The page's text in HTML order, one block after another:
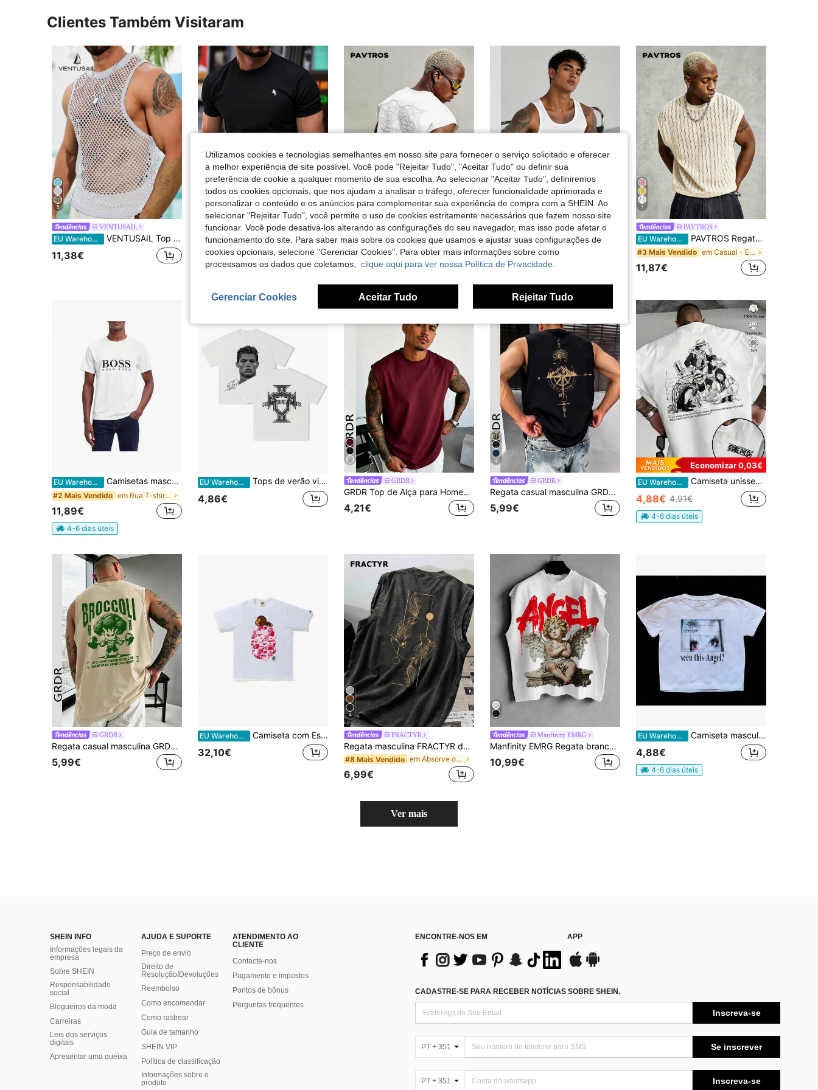
4,72 59
Clientes Também Visitaram
5
VENTUSAIL
EU Warehouse VENTUSAIL Top masculino de malha transparente com gola redonda, sexy e perfeito para o verão e férias.
11,38€
EU Warehouse Camiseta de manga curta com estampa simples, versátil e casual para o dia a dia, ideal para primavera/verão.
#1 Mais Vendido em Decote redondo T-shirts masculinas
4,88€
PAVTROS
EU Warehouse PAVTROS Manfinity Streetrush Regata Casual de Verão Branca para Homem, Streetwear para City Break, com Bordado de Teia de Aranha & Coração, Corte Solto na Moda, Estilo dos Anos 2000, Presente, Férias
13,49€
GRDR
#4 Mais Vendido
4,21€
7
PAVTROS
EU Warehouse PAVTROS Regata masculina de cor lisa, gola redonda, vazada, folgada, para férias
#3 Mais Vendido em Casual - Estilo Minimalista Tops masculinos
11,87€
EU Warehouse Camisetas masculinas
#2 Mais Vendido em Rua T-shirts masculinas
11,89€
4-6 dias úteis
EU Warehouse Tops de verão vintage supermodernos de estrelas do futebol
4,86€
GRDR
GRDR Top de Alça para Homem de Verão, Clássico, Cor Lisa, Fino, Sem Mangas, Gola Redonda, Adequado para Desporto, Fitness e Uso Diário
4,21€
4
GRDR
Regata casual masculina GRDR com estampa de bússola e pico de montanha para o verão
5,99€
Economizar 0,03€
EU Warehouse Camiseta unissex, 100% algodão, estampa de desenho animado de anime, gola redonda, mangas curtas, modelagem solta, estilo universitário, adequada para todas as estações.
4,88€ 4,91€
4-6 dias úteis
GRDR
Regata casual masculina GRDR com estampa de brócolis e halteres para o verão
5,99€
EU Warehouse Camiseta com Estampa de Desenho Animado, Gola Redonda de Algodão Macio, Top Clássico de Verão Estilo Preppy
32,10€
4
FRACTYR
Regata masculina FRACTYR de verão, estilo streetwear casual, com estampa vintage lavada de carpas Yin Yang. Modelagem folgada, inspiração americana, gola redonda e toque macio.
#8 Mais Vendido em Absorve o suor Tops masculinos
6,99€
Manfinity EMRG
Manfinity EMRG Regata branca sem mangas para homem, estampado de escultura de anjo gótico + padrão de letras "ANGEL" vermelhas com decoração de rebites, t-shirt casual sem mangas estilo streetwear, adequada para primavera/verão, festivais de música, festas, passeios e uso diário
10,99€
EU Warehouse Camiseta masculina retrô anos 2000, estilo emo gótico Harajuku punk - Estampa "Você viu esse anjo?", manga curta, gola redonda. Camiseta streetwear nostálgica dos anos 2000 para shows e uso diário. Camiseta de verão.
4,88€
4-6 dias úteis
Ver mais
SHEIN INFO
Informações legais da
empresa
Sobre SHEIN
Responsabilidade
social
Blogueiros da moda
Carreiras
Leis dos serviços
digitais
Apresentar uma queixa
AJUDA E SUPORTE
Preço de envio
Direito de
Resolução/Devoluções
Reembolso
Como encomendar
Como rastrear
Guia de tamanho
SHEIN VIP
Política de classificação
​Informações sobre o
produto
ATENDIMENTO AO
CLIENTE
Contacte-nos
Pagamento e impostos
Pontos de bônus
Perguntas frequentes
ENCONTRE-NOS EM APP
CADASTRE-SE PARA RECEBER NOTÍCIAS SOBRE SHEIN.
Inscreva-se
PT + 351 Se inscrever
PT + 351 Inscreva-se
Utilizamos cookies e tecnologias semelhantes em nosso site para fornecer o serviço solicitado e oferecer
a melhor experiência de site possível. Você pode "Rejeitar Tudo", "Aceitar Tudo" ou definir sua
preferência de cookie a qualquer momento de sua escolha. Ao selecionar "Aceitar Tudo", definiremos
todos os cookies opcionais, que nos ajudam a analisar o tráfego, oferecer funcionalidade aprimorada e
personalizar o conteúdo e os anúncios para complementar sua experiência de compra com a SHEIN. Ao
selecionar "Rejeitar Tudo", você permite o uso de cookies estritamente necessários que fazem nosso site
funcionar. Você pode desativá-los alterando as configurações do seu navegador, mas isso pode afetar o
funcionamento do site. Para saber mais sobre os cookies que usamos e ajustar suas configurações de
cookies opcionais, selecione "Gerenciar Cookies". Para obter mais informações sobre como
processamos os dados que coletamos, clique aqui para ver nossa Política de Privacidade.
Gerenciar Cookies Aceitar Tudo Rejeitar Tudo